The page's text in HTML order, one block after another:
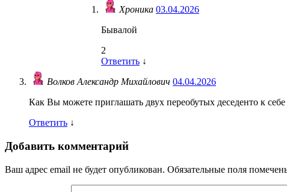
Хроника 03.04.2026
Бывалой
2
Ответить ↓
Волков Александр Михайлович 04.04.2026
Как Вы можете приглашать двух переобутых деседенто к
Ответить ↓
Добавить комментарий
Ваш адрес email не будет опубликован. Обязательные поля